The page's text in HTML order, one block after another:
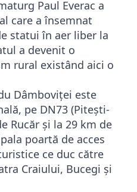
Paul Everac a
care a însemnat
statui în aer liber la
a devenit o
rural existând aici o
Dâmboviţei este
pe DN73 (Piteşti-
Rucăr și la 29 km de
poartă de acces
ce duc către
Craiului, Bucegi şi